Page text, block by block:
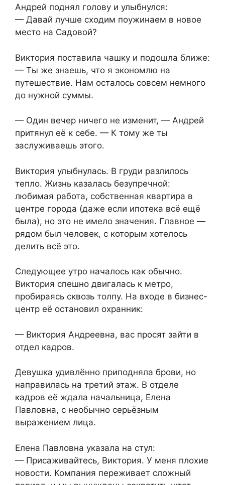
Андрей поднял голову и улыбнулся:
— Давай лучше сходим поужинаем в новое
место на Садовой?
Виктория поставила чашку и подошла ближе:
— Ты же знаешь, что я экономлю на
путешествие. Нам осталось совсем немного
до нужной суммы.
— Один вечер ничего не изменит, — Андрей
притянул её к себе. — К тому же ты
заслуживаешь этого.
Виктория улыбнулась. В груди разлилось
тепло. Жизнь казалась безупречной:
любимая работа, собственная квартира в
центре города (даже если ипотека всё ещё
была), но это не имело значения. Главное —
рядом был человек, с которым хотелось
делить всё это.
Следующее утро началось как обычно.
Виктория спешно двигалась к метро,
пробираясь сквозь толпу. На входе в бизнес-
центр её остановил охранник:
— Виктория Андреевна, вас просят зайти в
отдел кадров.
Девушка удивлённо приподняла брови, но
направилась на третий этаж. В отделе
кадров её ждала начальница, Елена
Павловна, с необычно серьёзным
выражением лица.
Елена Павловна указала на стул:
— Присаживайтесь, Виктория. У меня плохие
новости. Компания переживает сложный